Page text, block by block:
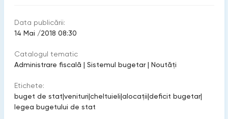
Data publicării:
14 Mai /2018 08:30
Catalogul tematic
Administrare fiscală | Sistemul bugetar | Noutăți
Etichete:
buget de stat|venituri|cheltuieli|alocații|deficit bugetar|
legea bugetului de stat